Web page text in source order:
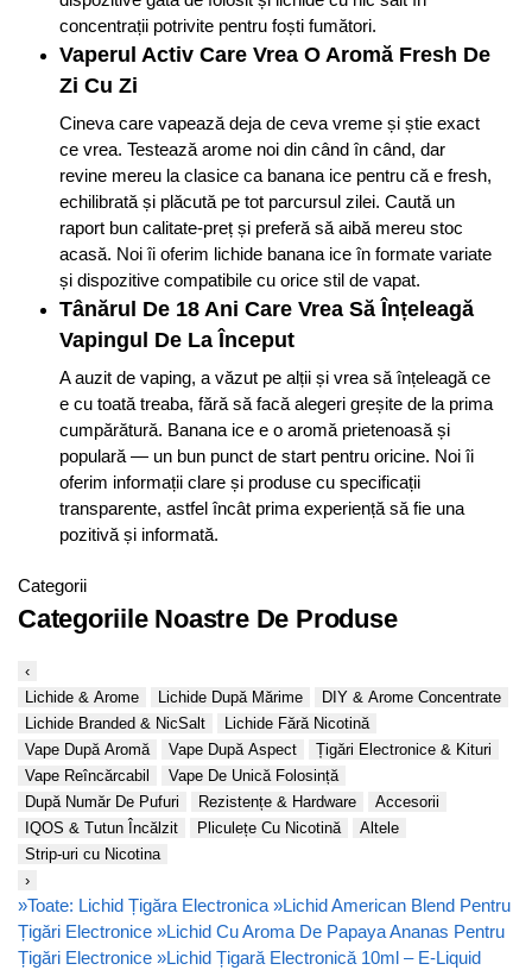
concentrații potrivite pentru foști fumători.
Vaperul Activ Care Vrea O Aromă Fresh De
Zi Cu Zi
Cineva care vapează deja de ceva vreme și știe exact
ce vrea. Testează arome noi din când în când, dar
revine mereu la clasice ca banana ice pentru că e fresh,
echilibrată și plăcută pe tot parcursul zilei. Caută un
raport bun calitate-preț și preferă să aibă mereu stoc
acasă. Noi îi oferim lichide banana ice în formate variate
și dispozitive compatibile cu orice stil de vapat.
Tânărul De 18 Ani Care Vrea Să Înțeleagă
Vapingul De La Început
A auzit de vaping, a văzut pe alții și vrea să înțeleagă ce
e cu toată treaba, fără să facă alegeri greșite de la prima
cumpărătură. Banana ice e o aromă prietenoasă și
populară — un bun punct de start pentru oricine. Noi îi
oferim informații clare și produse cu specificații
transparente, astfel încât prima experiență să fie una
pozitivă și informată.
Categorii
Categoriile Noastre De Produse
‹
Lichide & Arome
Lichide După Mărime
DIY & Arome Concentrate
Lichide Branded & NicSalt
Lichide Fără Nicotină
Vape După Aromă
Vape După Aspect
Țigări Electronice & Kituri
Vape Reîncărcabil
Vape De Unică Folosință
După Număr De Pufuri
Rezistențe & Hardware
Accesorii
IQOS & Tutun Încălzit
Pliculețe Cu Nicotină
Altele
Strip-uri cu Nicotina
›
»Toate: Lichid Țigăra Electronica »Lichid American Blend Pentru
Țigări Electronice »Lichid Cu Aroma De Papaya Ananas Pentru
Țigări Electronice »Lichid Țigară Electronică 10ml – E-Liquid